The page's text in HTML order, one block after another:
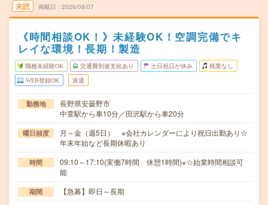
未読 掲載日 2026/08/07
《時間相談OK！》未経験OK！空調完備でキ
レイな環境！長期！製造
職種未経験OK 交通費別途支給あり 土日祝日が休み 残業なし
WEB登録OK 派遣
勤務地
長野県安曇野市
中萱駅から車10分／田沢駅から車20分
曜日頻度
月～金（週5日） ※会社カレンダーにより祝日出勤あり☆
年末年始など長期休暇あり
時間
09:10～17:10(実働7時間 休憩1時間)※☆始業時間相談可
能
期間 【急募】即日～長期